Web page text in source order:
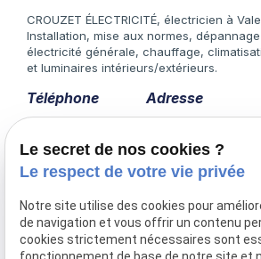
CROUZET ÉLECTRICITÉ, électricien à
Installation, mise aux normes,
électricité générale, chauffage,
et luminaires intérieurs/extérieurs.
Téléphone
Adresse
vergers
07800 Charmes-
sur-Rhône
Le secret de nos cookies ?
Le respect de votre vie privée
Notre site utilise des cookies pour
de navigation et vous offrir un contenu
cookies strictement nécessaires sont